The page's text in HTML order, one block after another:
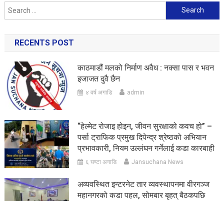
Search
for:
RECENTS POST
काठमाडौं मलको निर्माण अवैध : नक्सा पास र भवन
इजाजत दुवै छैन
४ वर्ष अगाडि admin
“हेल्मेट रोजाइ होइन, जीवन सुरक्षाको कवच हो” –
पर्सा ट्राफिक प्रमुख दिपेन्द्र श्रेष्ठको अभियान
प्रभावकारी, नियम उल्लंघन गर्नेलाई कडा कारबाही
६ घण्टा अगाडि Jansuchana News
अव्यवस्थित इन्टरनेट तार व्यवस्थापनमा वीरगञ्ज
महानगरको कडा पहल, सोमबार बृहत् बैठकपछि